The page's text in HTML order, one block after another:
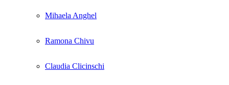
Mihaela Anghel
Ramona Chivu
Claudia Clicinschi